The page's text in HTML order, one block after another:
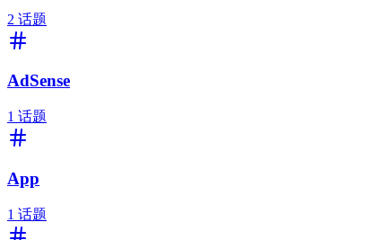
2 话题
AdSense
1 话题
App
1 话题